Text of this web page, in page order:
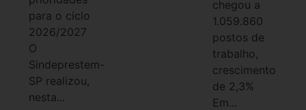
para o ciclo
2026/2027
O
Sindeprestem-
SP realizou,
nesta...
chegou a
1.059.860
postos de
trabalho,
crescimento
de 2,3%
Em...